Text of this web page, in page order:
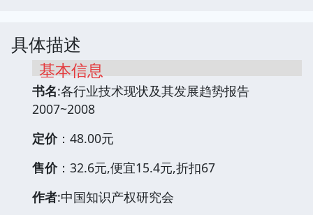
具体描述
基本信息
书名:各行业技术现状及其发展趋势报告
2007~2008
定价：48.00元
售价：32.6元,便宜15.4元,折扣67
作者:中国知识产权研究会